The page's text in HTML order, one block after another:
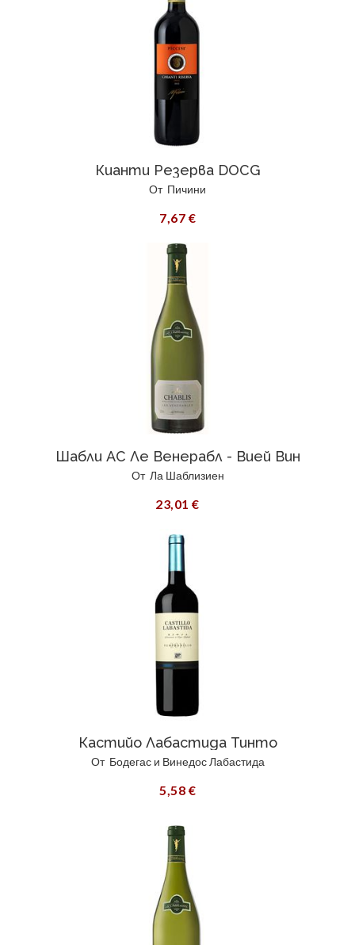
Кианти Резерва DOCG
От Пичини
7,67 €
Шабли АС Ле Венерабл - Вией Вин
От Ла Шаблизиен
23,01 €
Кастийо Лабастида Тинто
От Бодегас и Винедос Лабастида
5,58 €